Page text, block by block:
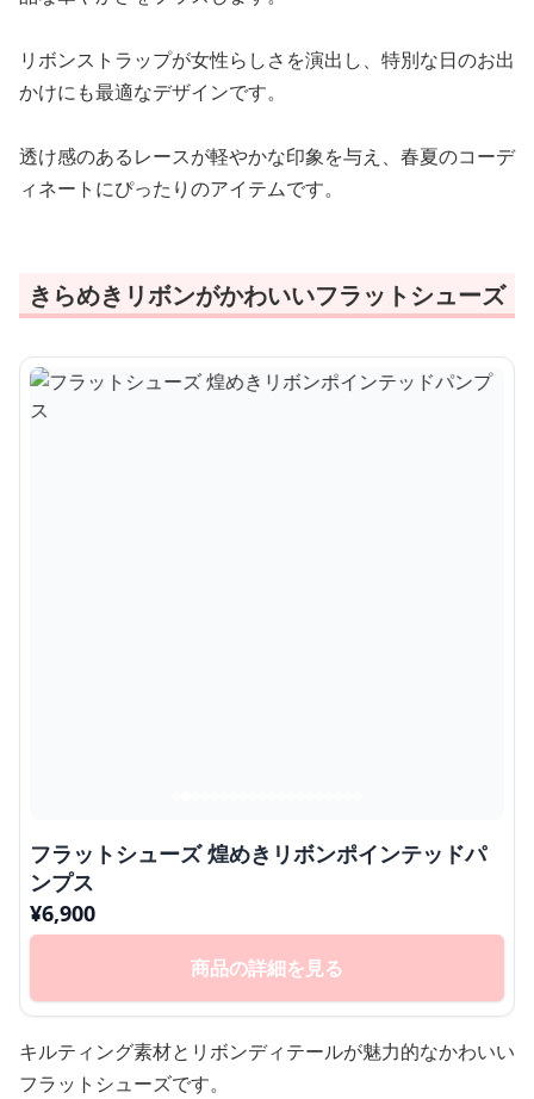
リボンストラップが女性らしさを演出し、特別な日のお出
かけにも最適なデザインです。
透け感のあるレースが軽やかな印象を与え、春夏のコーデ
ィネートにぴったりのアイテムです。
きらめきリボンがかわいいフラットシューズ
フラットシューズ 煌めきリボンポインテッドパ
ンプス
¥6,900
商品の詳細を見る
キルティング素材とリボンディテールが魅力的なかわいい
フラットシューズです。